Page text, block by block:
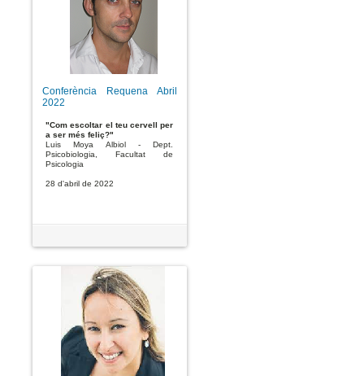
Conferència Requena Abril
2022
"Com escoltar el teu cervell per
a ser més feliç?"
Luis Moya Albiol - Dept.
Psicobiologia, Facultat de
Psicologia
28 d'abril de 2022